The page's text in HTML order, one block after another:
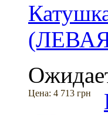
Цена: 4 713 грн